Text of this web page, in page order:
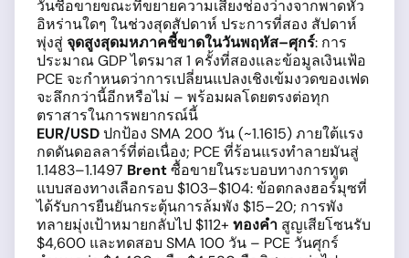
วันซื้อขายขณะที่ขยายความเสี่ยงช่องว่างจากพาดหัว
อิหร่านใดๆ ในช่วงสุดสัปดาห์ ประการที่สอง สัปดาห์
พุ่งสู่จุดสูงสุดมหภาคชี้ขาดในวันพฤหัส–ศุกร์: การ
ประมาณ GDP ไตรมาส 1 ครั้งที่สองและข้อมูลเงินเฟ้อ
PCE จะกำหนดว่าการเปลี่ยนแปลงเชิงเข้มงวดของเฟด
จะลึกกว่านี้อีกหรือไม่ – พร้อมผลโดยตรงต่อทุก
ตราสารในการพยากรณ์นี้
EUR/USDปกป้อง SMA 200 วัน (~1.1615) ภายใต้แรง
กดดันดอลลาร์ที่ต่อเนื่อง; PCE ที่ร้อนแรงทำลายมันสู่
1.1483–1.1497 Brentซื้อขายในระบอบทางการทูต
แบบสองทางเลือกรอบ $103–$104: ข้อตกลงฮอร์มุซที่
ได้รับการยืนยันกระตุ้นการล้มพัง $15–20; การพัง
ทลายมุ่งเป้าหมายกลับไป $112+ ทองคำ สูญเสียโซนรับ
$4,600 และทดสอบ SMA 100 วัน – PCE วันศุกร์